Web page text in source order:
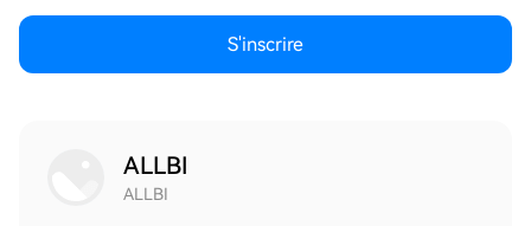
S'inscrire
ALLBI
ALLBI